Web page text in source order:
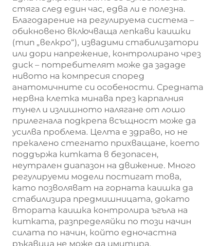
стяга след един час, едва ли е полезна.
Благодарение на регулируема система –
обикновено включваща лепкави каишки
(тип „велкро“), извадими стабилизатори
или дори напрежение, контролирано чрез
диск – потребителят може да зададе
нивото на компресия според
анатомичните си особености. Средната
нервна клетка минава през карпалния
тунел и излишното налягане от лошо
прилегнала подкрепа всъщност може да
усилва проблема. Целта е здраво, но не
прекалено стегнато прихващане, което
поддържа китката в безопасен,
неутрален диапазон на движение. Много
регулируеми модели постигат това,
като позволяват на горната каишка да
стабилизира предмишницата, докато
втората каишка контролира ъгъла на
китката, разпределяйки по този начин
силата по начин, който едночастна
ръкавица не може да имитира.